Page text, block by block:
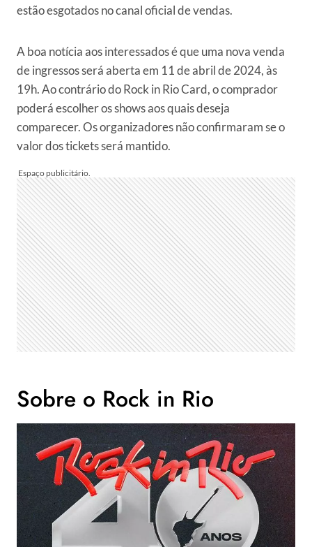
estão esgotados no canal oficial de vendas.
A boa notícia aos interessados é que uma nova venda
de ingressos será aberta em 11 de abril de 2024, às
19h. Ao contrário do Rock in Rio Card, o comprador
poderá escolher os shows aos quais deseja
comparecer. Os organizadores não confirmaram se o
valor dos tickets será mantido.
Sobre o Rock in Rio